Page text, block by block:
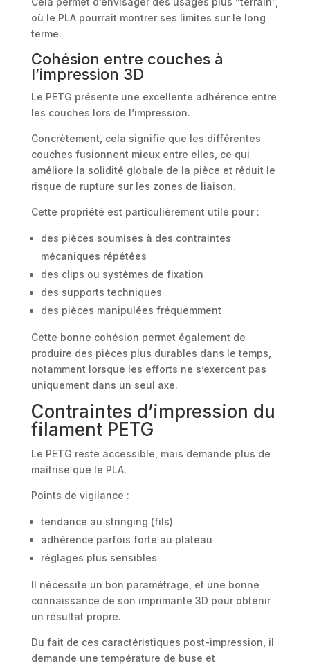
où le PLA pourrait montrer ses limites sur le long
terme.
Cohésion entre couches à
l’impression 3D
Le PETG présente une excellente adhérence entre
les couches lors de l’impression.
Concrètement, cela signifie que les différentes
couches fusionnent mieux entre elles, ce qui
améliore la solidité globale de la pièce et réduit le
risque de rupture sur les zones de liaison.
Cette propriété est particulièrement utile pour :
des pièces soumises à des contraintes
mécaniques répétées
des clips ou systèmes de fixation
des supports techniques
des pièces manipulées fréquemment
Cette bonne cohésion permet également de
produire des pièces plus durables dans le temps,
notamment lorsque les efforts ne s’exercent pas
uniquement dans un seul axe.
Contraintes d’impression du
filament PETG
Le PETG reste accessible, mais demande plus de
maîtrise que le PLA.
Points de vigilance :
tendance au stringing (fils)
adhérence parfois forte au plateau
réglages plus sensibles
Il nécessite un bon paramétrage, et une bonne
connaissance de son imprimante 3D pour obtenir
un résultat propre.
Du fait de ces caractéristiques post-impression, il
demande une température de buse et